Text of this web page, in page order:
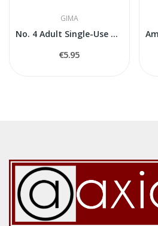
GIMA
No. 4 Adult Single-Use Resuscitation Face Mask...
€5.95